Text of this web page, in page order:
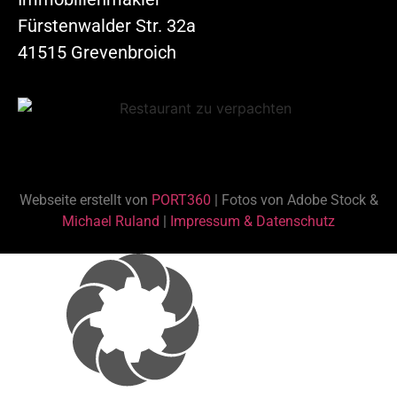
Fürstenwalder Str. 32a
41515 Grevenbroich
Webseite erstellt von PORT360 | Fotos von Adobe Stock &
Michael Ruland | Impressum & Datenschutz